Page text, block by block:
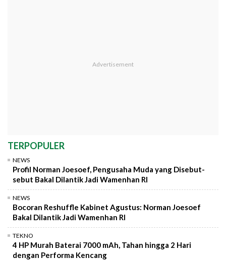
TERPOPULER
NEWS
Profil Norman Joesoef, Pengusaha Muda yang Disebut-
sebut Bakal Dilantik Jadi Wamenhan RI
NEWS
Bocoran Reshuffle Kabinet Agustus: Norman Joesoef
Bakal Dilantik Jadi Wamenhan RI
TEKNO
4 HP Murah Baterai 7000 mAh, Tahan hingga 2 Hari
dengan Performa Kencang